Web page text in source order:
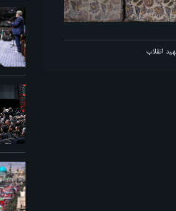
عزاداری ماه محرم در جوار محل عروج ملکوتی قائد شهید